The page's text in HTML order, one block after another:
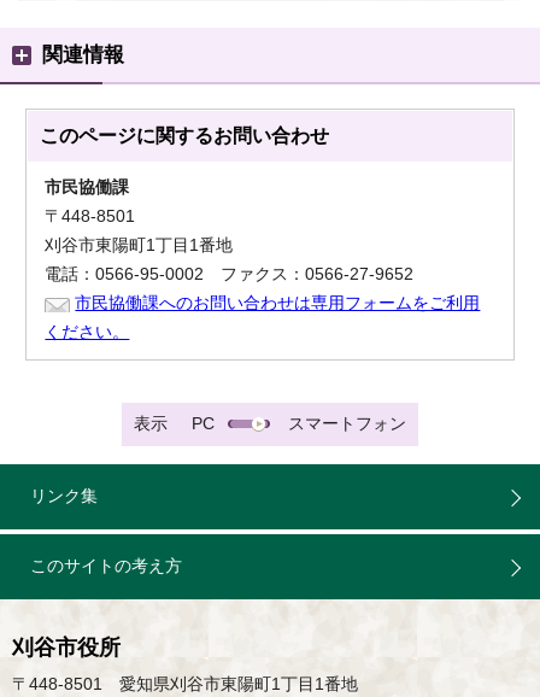
関連情報
このページに関するお問い合わせ
市民協働課
〒448-8501
刈谷市東陽町1丁目1番地
電話：0566-95-0002 ファクス：0566-27-9652
市民協働課へのお問い合わせは専用フォームをご利用
ください。
表示 PC スマートフォン
リンク集
このサイトの考え方
刈谷市役所
〒448-8501 愛知県刈谷市東陽町1丁目1番地